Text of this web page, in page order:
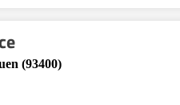
(93400)